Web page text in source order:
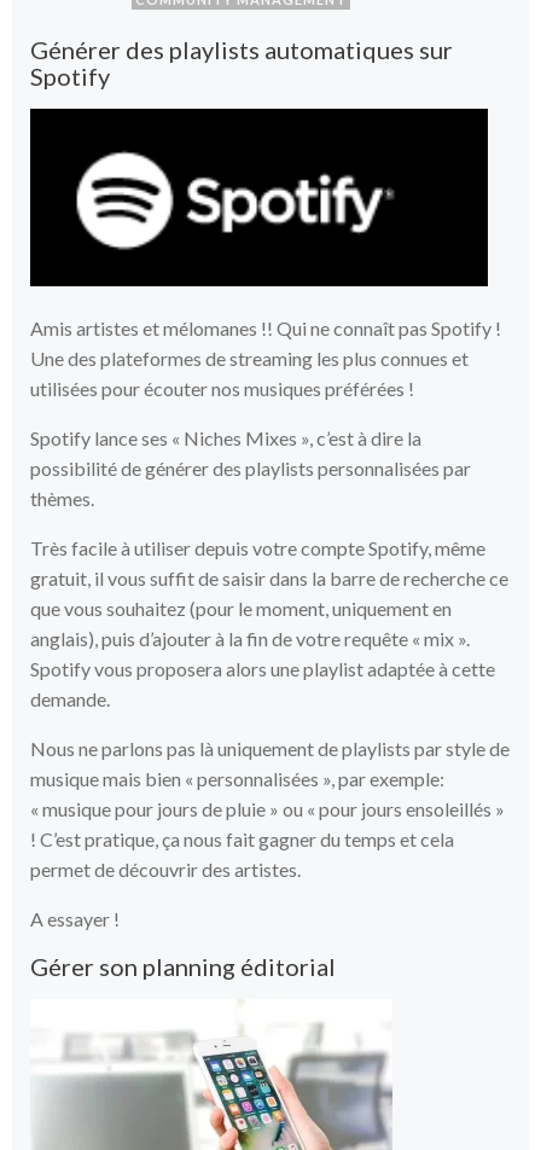
Générer des playlists automatiques sur
Spotify
Amis artistes et mélomanes !! Qui ne connaît pas Spotify !
Une des plateformes de streaming les plus connues et
utilisées pour écouter nos musiques préférées !
Spotify lance ses « Niches Mixes », c’est à dire la
possibilité de générer des playlists personnalisées par
thèmes.
Très facile à utiliser depuis votre compte Spotify, même
gratuit, il vous suffit de saisir dans la barre de recherche ce
que vous souhaitez (pour le moment, uniquement en
anglais), puis d’ajouter à la fin de votre requête « mix ».
Spotify vous proposera alors une playlist adaptée à cette
demande.
Nous ne parlons pas là uniquement de playlists par style de
musique mais bien « personnalisées », par exemple:
« musique pour jours de pluie » ou « pour jours ensoleillés »
! C’est pratique, ça nous fait gagner du temps et cela
permet de découvrir des artistes.
A essayer !
Gérer son planning éditorial